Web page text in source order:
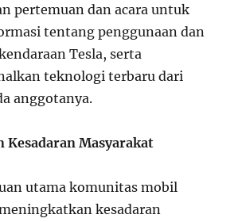
pertemuan dan acara untuk
tentang penggunaan dan
Tesla, serta
teknologi terbaru dari
anggotanya.
Kesadaran Masyarakat
utama komunitas mobil
kesadaran